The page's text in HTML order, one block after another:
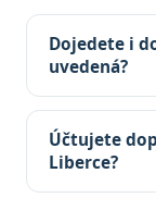
Dojedete i
uvedená?
Účtujete
Liberce?